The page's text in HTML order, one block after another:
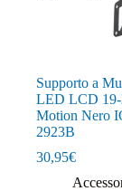
Supporto a
LED LCD
Motion Nero
2923B
30,95€